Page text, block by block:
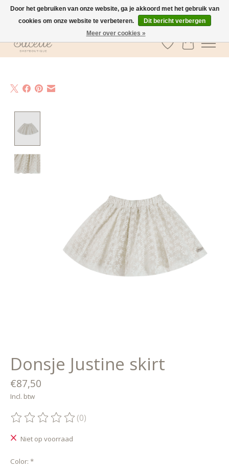
GRATIS verzending vanaf €100 in België
Verlanglijst
Donsje Justine skirt
€87,50
Incl. btw
De beoordeling van dit product is
(0)
Niet op voorraad
Color: *
Door het gebruiken van onze website, ga je akkoord met het gebruik van
cookies om onze website te verbeteren.
Dit bericht verbergen
Meer over cookies »